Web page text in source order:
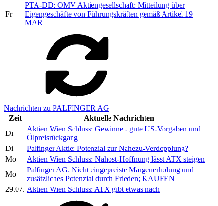
Fr
PTA-DD: OMV Aktiengesellschaft: Mitteilung über
Eigengeschäfte von Führungskräften gemäß Artikel 19
MAR
Nachrichten zu PALFINGER AG
Zeit
Aktuelle Nachrichten
Di
Aktien Wien Schluss: Gewinne - gute US-Vorgaben und
Ölpreisrückgang
Di
Palfinger Aktie: Potenzial zur Nahezu-Verdopplung?
Mo
Aktien Wien Schluss: Nahost-Hoffnung lässt ATX steigen
Mo
Palfinger AG: Nicht eingepreiste Margenerholung und
zusätzliches Potenzial durch Frieden; KAUFEN
29.07. Aktien Wien Schluss: ATX gibt etwas nach